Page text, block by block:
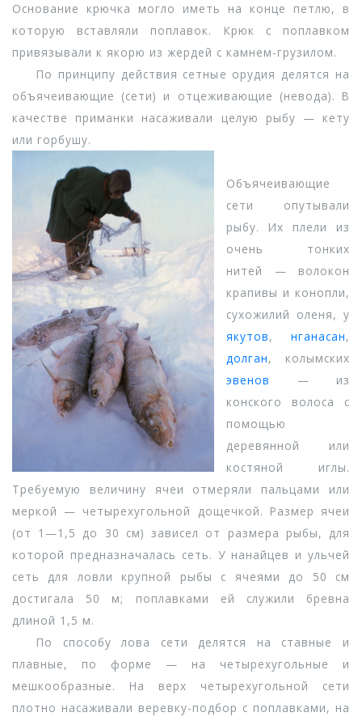
Основание крючка могло иметь на конце петлю, в
которую вставляли поплавок. Крюк с поплавком
привязывали к якорю из жердей с камнем-грузилом.
По принципу действия сетные орудия делятся на
объячеивающие (сети) и отцеживающие (невода). В
качестве приманки насаживали целую рыбу — кету
или горбушу.
Объячеивающие
сети опутывали
рыбу. Их плели из
очень тонких
нитей — волокон
крапивы и конопли,
сухожилий оленя, у
якутов, нганасан,
долган, колымских
эвенов
— из
конского волоса с
помощью
деревянной или
костяной иглы.
Требуемую величину ячеи отмеряли пальцами или
меркой — четырехугольной дощечкой. Размер ячеи
(от 1—1,5 до 30 см) зависел от размера рыбы, для
которой предназначалась сеть. У нанайцев и ульчей
сеть для ловли крупной рыбы с ячеями до 50 см
достигала 50 м; поплавками ей служили бревна
длиной 1,5 м.
По способу лова сети делятся на ставные и
плавные, по форме — на четырехугольные и
мешкообразные. На верх четырехугольной сети
плотно насаживали веревку-подбор с поплавками, на